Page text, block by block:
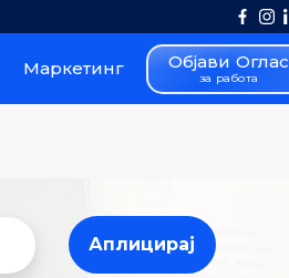
Маркетинг Објави Оглас
за работа
Аплицирај
Аплицирај